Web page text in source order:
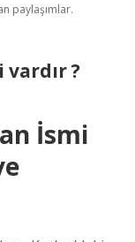
paylaşımlar.
?
İsmi